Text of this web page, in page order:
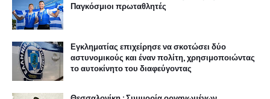
Παγκόσμιοι πρωταθλητές
Εγκληματίας επιχείρησε να σκοτώσει δύο
αστυνομικούς και έναν πολίτη, χρησιμοποιώντας
το αυτοκίνητο του διαφεύγοντας